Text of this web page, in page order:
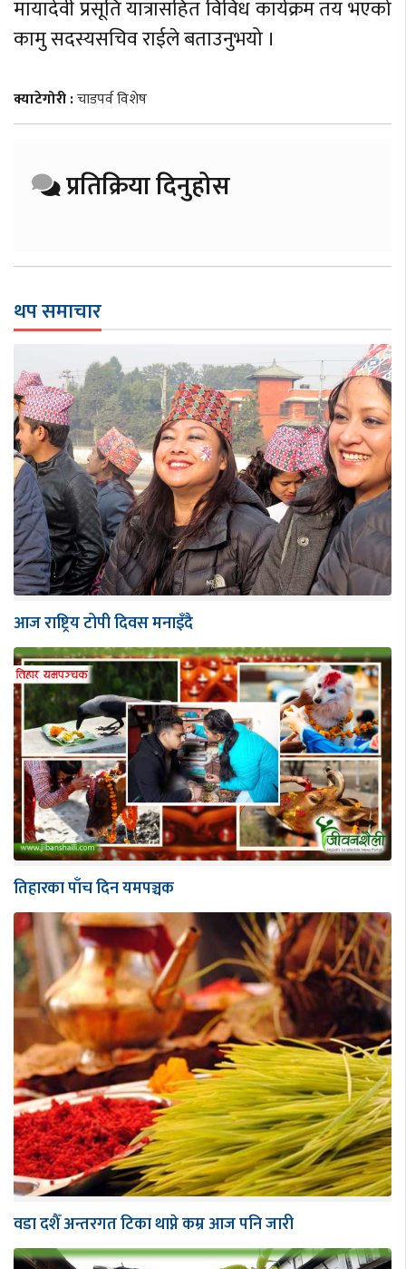
मायादेवी प्रसूति यात्रासहित विविध कार्यक्रम तय भएको
कामु सदस्यसचिव राईले बताउनुभयो ।
क्याटेगोरी :चाडपर्व विशेष
प्रतिक्रिया दिनुहोस
थप समाचार
आज राष्ट्रिय टोपी दिवस मनाइँदै
तिहारका पाँच दिन यमपञ्चक
वडा दशैँ अन्तरगत टिका थाप्ने कम्र आज पनि जारी